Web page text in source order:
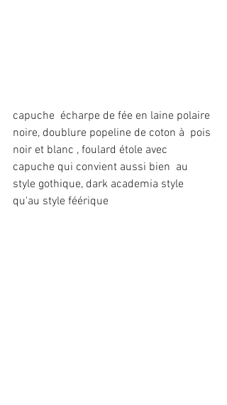
capuche  écharpe de fée en laine polaire
noire, doublure popeline de coton à  pois
noir et blanc , foulard étole avec
capuche qui convient aussi bien  au
style gothique, dark academia style
qu'au style féérique